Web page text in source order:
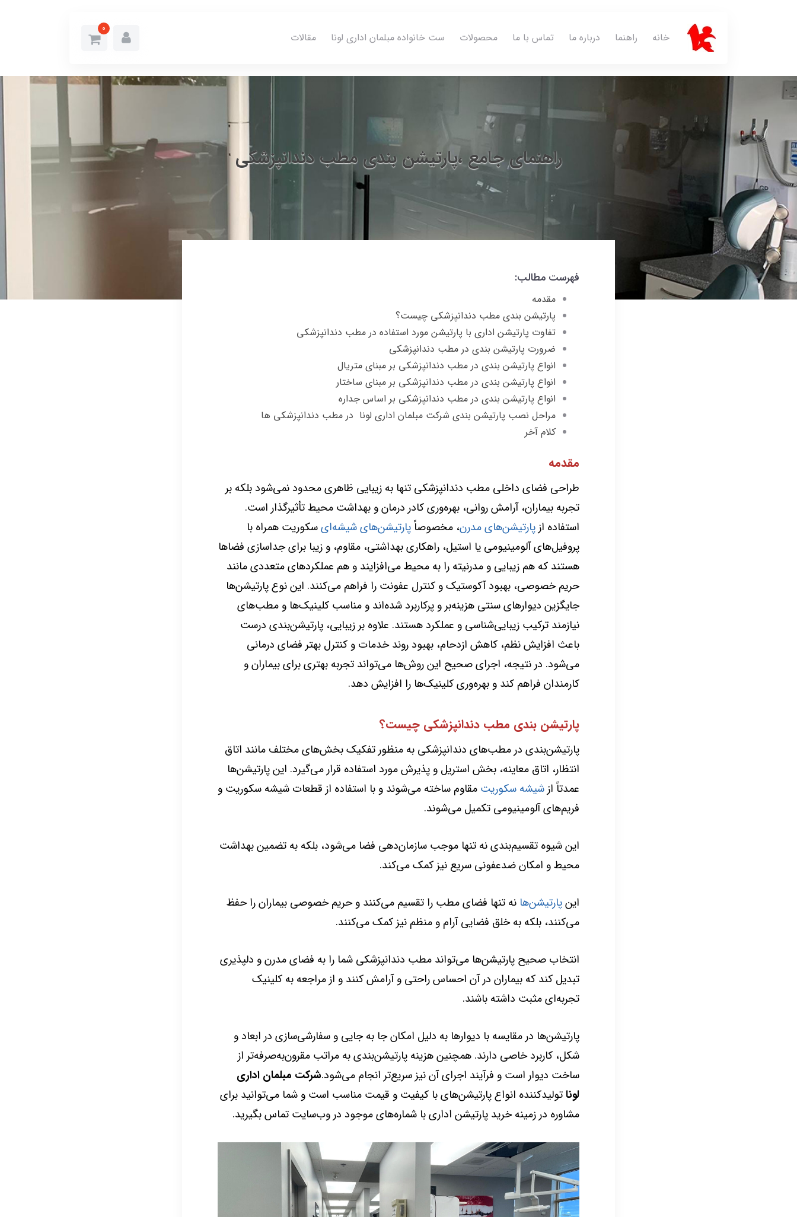
خانه راهنما درباره ما تماس با ما محصولات ست خانواده مبلمان اداری لونا مقالات
0
راهنمای جامع ،پارتیشن بندی مطب دندانپزشکی
فهرست مطالب:
مقدمه
پارتیشن بندی مطب دندانپزشکی چیست؟
تفاوت پارتیشن اداری با پارتیشن مورد استفاده در مطب دندانپزشکی
ضرورت پارتیشن بندی در مطب دندانپزشکی
انواع پارتیشن بندی در مطب دندانپزشکی بر مبنای متریال
انواع پارتیشن بندی در مطب دندانپزشکی بر مبنای ساختار
انواع پارتیشن بندی در مطب دندانپزشکی بر اساس جداره
مراحل نصب پارتیشن بندی شرکت مبلمان اداری لونا در مطب دندانپزشکی ها
کلام آخر
مقدمه
طراحی فضای داخلی مطب دندانپزشکی تنها به زیبایی ظاهری محدود نمی‌شود بلکه بر
تجربه بیماران، آرامش روانی، بهره‌وری کادر درمان و بهداشت محیط تأثیرگذار است.
استفاده از پارتیشن‌های مدرن، مخصوصاًپارتیشن‌های شیشه‌ایسکوریت همراه با
پروفیل‌های آلومینیومی یا استیل، راهکاری بهداشتی، مقاوم، و زیبا برای جداسازی فضاها
هستند که هم زیبایی و مدرنیته را به محیط می‌افزایند و هم عملکردهای متعددی مانند
حریم خصوصی، بهبود آکوستیک و کنترل عفونت را فراهم می‌کنند. این نوع پارتیشن‌ها
جایگزین دیوارهای سنتی هزینه‌بر و پرکاربرد شده‌اند و مناسب کلینیک‌ها و مطب‌های
نیازمند ترکیب زیبایی‌شناسی و عملکرد هستند. علاوه بر زیبایی، پارتیشن‌بندی درست
باعث افزایش نظم، کاهش ازدحام، بهبود روند خدمات و کنترل بهتر فضای درمانی
می‌شود. در نتیجه، اجرای صحیح این روش‌ها می‌تواند تجربه بهتری برای بیماران و
کارمندان فراهم کند و بهره‌وری کلینیک‌ها را افزایش دهد.
پارتیشن بندی مطب دندانپزشکی چیست؟
پارتیشن‌بندی در مطب‌های دندانپزشکی به منظور تفکیک بخش‌های مختلف مانند اتاق
انتظار، اتاق معاینه، بخش استریل و پذیرش مورد استفاده قرار می‌گیرد. این پارتیشن‌ها
عمدتاً از شیشه سکوریت مقاوم ساخته می‌شوند و با استفاده از قطعات شیشه سکوریت و
فریم‌های آلومینیومی تکمیل می‌شوند.
این شیوه تقسیم‌بندی نه تنها موجب سازمان‌دهی فضا می‌شود، بلکه به تضمین بهداشت
محیط و امکان ضدعفونی سریع نیز کمک می‌کند.
اینپارتیشن‌ها نه تنها فضای مطب را تقسیم می‌کنند و حریم خصوصی بیماران را حفظ
می‌کنند، بلکه به خلق فضایی آرام و منظم نیز کمک می‌کنند.
انتخاب صحیح پارتیشن‌ها می‌تواند مطب دندانپزشکی شما را به فضای مدرن و دلپذیری
تبدیل کند که بیماران در آن احساس راحتی و آرامش کنند و از مراجعه به کلینیک
تجربه‌ای مثبت داشته باشند.
پارتیشن‌ها در مقایسه با دیوارها به دلیل امکان جا به جایی و سفارشی‌سازی در ابعاد و
شکل، کاربرد خاصی دارند. همچنین هزینه پارتیشن‌بندی به مراتب مقرون‌به‌صرفه‌تر از
ساخت دیوار است و فرآیند اجرای آن نیز سریع‌تر انجام می‌شود.شرکت مبلمان اداری
لوناتولیدکننده انواع پارتیشن‌های با کیفیت و قیمت مناسب است و شما می‌توانید برای
مشاوره در زمینه خرید پارتیشن اداری با شماره‌های موجود در وب‌سایت تماس بگیرید.